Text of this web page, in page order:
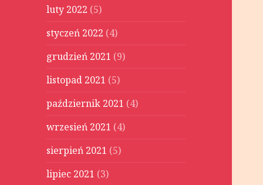
luty 2022 (5)
styczeń 2022 (4)
grudzień 2021 (9)
listopad 2021 (5)
październik 2021 (4)
wrzesień 2021 (4)
sierpień 2021 (5)
lipiec 2021 (3)